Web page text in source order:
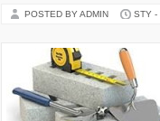
POSTED BY ADMIN STY -